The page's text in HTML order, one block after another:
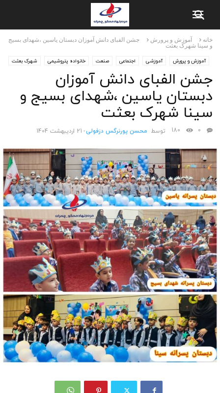
خانه آموزش و پرورش
جشن الفبای دانش آموزان دبستان یاسین ،شهدای بسیج
و سینا شهرک بعثت
آموزش و پرورش آموزشی اجتماعی صنعت خانواده پتروشیمی شهرک بعثت
جشن الفبای دانش آموزان
دبستان یاسین ،شهدای بسیج و
سینا شهرک بعثت
توسط محسن پورنرگس دزفولی-21 اردیبهشت 1404 0
180